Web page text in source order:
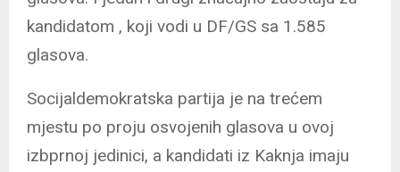
kandidatom , koji vodi u DF/GS sa 1.585
glasova.
Socijaldemokratska partija je na trećem
mjestu po proju osvojenih glasova u ovoj
izbprnoj jedinici, a kandidati iz Kaknja imaju